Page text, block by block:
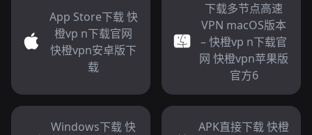
App Store下载 快
橙vp n下载官网
快橙vpn安卓版下
载
下载多节点高速
VPN macOS版本
– 快橙vp n下载官
网 快橙vpn苹果版
官方6
Windows下载 快
APK直接下载 快橙